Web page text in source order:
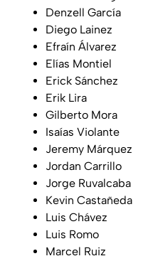
Denzell García
Diego Lainez
Efraín Álvarez
Elías Montiel
Erick Sánchez
Erik Lira
Gilberto Mora
Isaías Violante
Jeremy Márquez
Jordan Carrillo
Jorge Ruvalcaba
Kevin Castañeda
Luis Chávez
Luis Romo
Marcel Ruiz